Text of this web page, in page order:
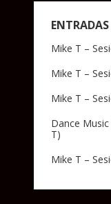
Mike T –
Mike T –
Mike T –
Dance
T)
Mike T –